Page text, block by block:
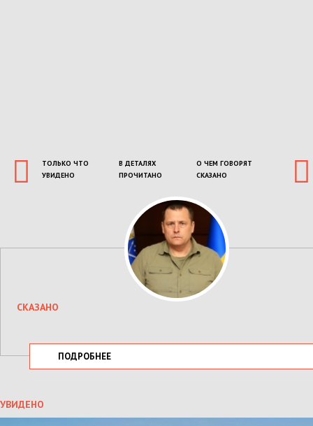
СКАЗАНО
ПОДРОБНЕЕ
УВИДЕНО
ТОЛЬКО ЧТО В ДЕТАЛЯХ
О ЧЕМ ГОВОРЯТ
УВИДЕНО
ПРОЧИТАНО СКАЗАНО